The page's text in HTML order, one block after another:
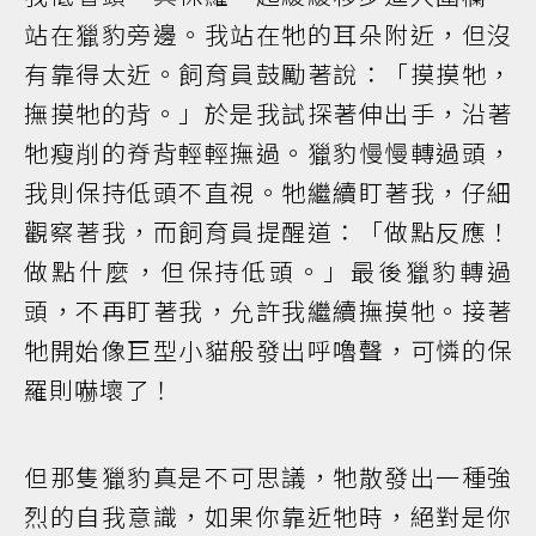
站在獵豹旁邊。我站在牠的耳朵附近，但沒
有靠得太近。飼育員鼓勵著說：「摸摸牠，
撫摸牠的背。」於是我試探著伸出手，沿著
牠瘦削的脊背輕輕撫過。獵豹慢慢轉過頭，
我則保持低頭不直視。牠繼續盯著我，仔細
觀察著我，而飼育員提醒道：「做點反應！
做點什麼，但保持低頭。」最後獵豹轉過
頭，不再盯著我，允許我繼續撫摸牠。接著
牠開始像巨型小貓般發出呼嚕聲，可憐的保
羅則嚇壞了！
但那隻獵豹真是不可思議，牠散發出一種強
烈的自我意識，如果你靠近牠時，絕對是你